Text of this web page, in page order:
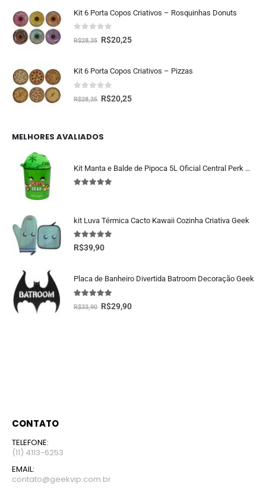
Kit 6 Porta Copos Criativos – Rosquinhas Donuts
fora de 5
R$28,35 R$20,25
Kit 6 Porta Copos Criativos – Pizzas
fora de 5
R$28,35 R$20,25
MELHORES AVALIADOS
Kit Manta e Balde de Pipoca 5L Oficial Central Perk Friends
kit Luva Térmica Cacto Kawaii Cozinha Criativa Geek
5.00fora de 5
R$39,90
Placa de Banheiro Divertida Batroom Decoração Geek
fora de 5
R$33,90 R$29,90
CONTATO
TELEFONE:
(11) 4113-6253
EMAIL:
contato@geekvip.com.br